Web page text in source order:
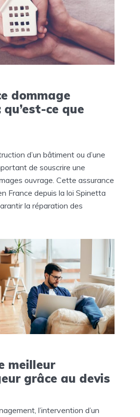
dommage
ce que
d’un bâtiment ou d’une
de souscrire une
ouvrage. Cette assurance
France depuis la loi Spinetta
la réparation des
meilleur
grâce au devis
l’intervention d’un